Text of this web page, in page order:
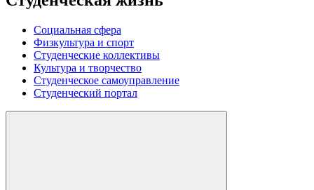
Социальная сфера
Физкультура и спорт
Студенческие коллективы
Культура и творчество
Студенческое самоуправление
Студенческий портал